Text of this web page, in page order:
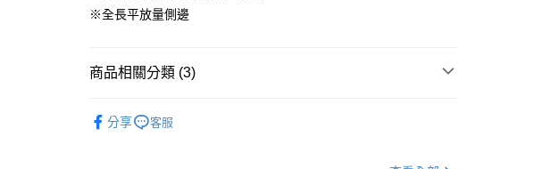
每筆NT$60，滿NT$1,000(含以上)免運費
每筆NT$60，滿NT$1,000(含以上)免運費
每筆NT$60，滿NT$1,000(含以上)免運費
※全長平放量側邊
商品相關分類 (3)
分享 客服